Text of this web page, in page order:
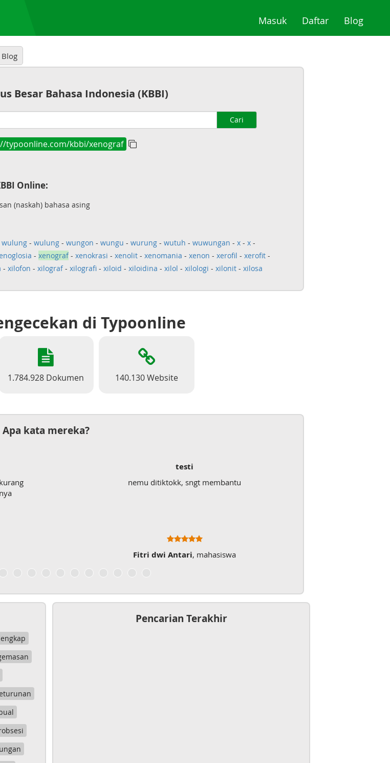
Masuk(current)
Daftar(current)
Blog
Blog
Besar Bahasa Indonesia (KBBI)
Cari
typoonline.com/kbbi/xenograf
Online:
(naskah) bahasa asing
wulung- wulung- wungon - wungu - wurung- wutuh - wuwungan - x- x-
- xenograf- xenokrasi - xenolit- xenomania - xenon - xerofil - xerofit-
- xilofon - xilograf- xilografi - xiloid - xiloidina - xilol - xilologi - xilonit- xilosa
di Typoonline
1.784.928 Dokumen 140.130 Website
Apa kata mereka?
testi
nemu ditiktokk, sngt membantu
Fitri dwi Antari, mahasiswa
Pencarian Terakhir